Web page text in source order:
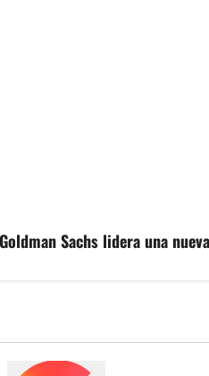
Sachs lidera una